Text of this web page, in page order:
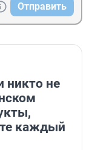
Отправить
никто не
каждый